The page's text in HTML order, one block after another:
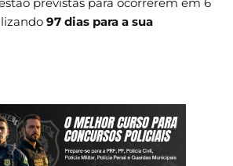
97 dias para a sua